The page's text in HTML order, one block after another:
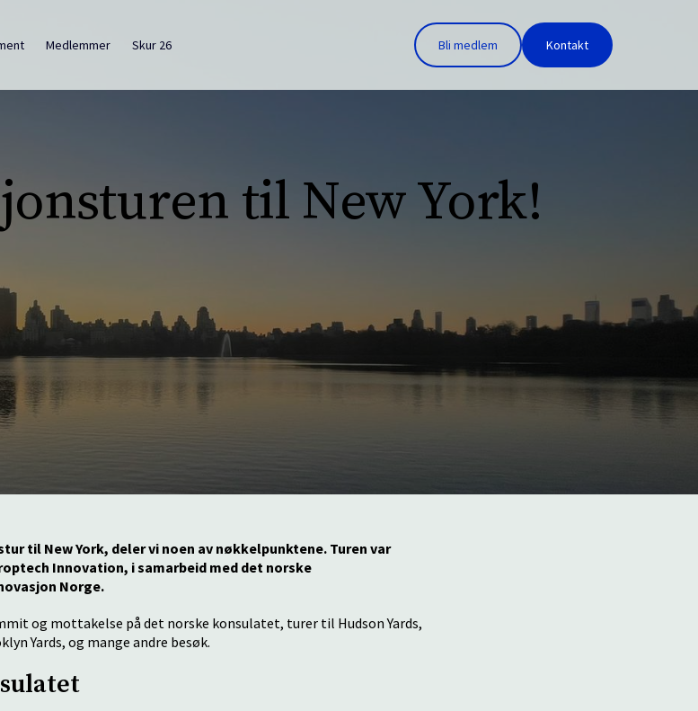
Medlemmer Skur 26 Bli medlem Kontakt
til New York!
til New York, deler vi noen av nøkkelpunktene. Turen var
Innovation, i samarbeid med det norske
Norge.
og mottakelse på det norske konsulatet, turer til Hudson Yards,
Yards, og mange andre besøk.